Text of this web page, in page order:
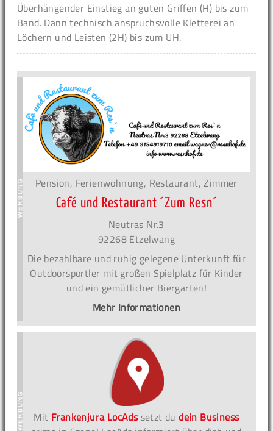
Überhängender Einstieg an guten Griffen (H) bis zum
Band. Dann technisch anspruchsvolle Kletterei an
Löchern und Leisten (2H) bis zum UH.
Pension, Ferienwohnung, Restaurant, Zimmer
Café und Restaurant ´Zum Resn´
Neutras Nr.3
92268 Etzelwang
Die bezahlbare und ruhig gelegene Unterkunft für
Outdoorsportler mit großen Spielplatz für Kinder
und ein gemütlicher Biergarten!
Mehr Informationen
Mit Frankenjura LocAdssetzt dudein Business